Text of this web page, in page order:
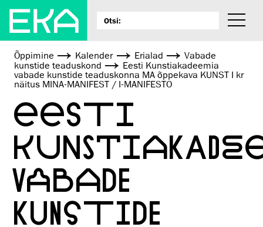
Õppimine Kalender Erialad
Vabade
kunstide teaduskond
Eesti Kunstiakadeemia
vabade kunstide teaduskonna MA õppekava KUNST I kr
näitus MINA-MANIFEST / I-MANIFESTO
EESTI
VABADE
KUNSTIDE